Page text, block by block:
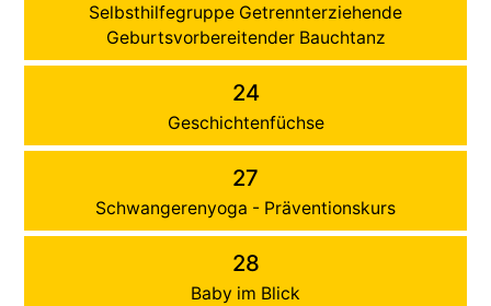
Selbsthilfegruppe Getrennterziehende
Geburtsvorbereitender Bauchtanz
24
Geschichtenfüchse
27
Schwangerenyoga - Präventionskurs
28
Baby im Blick